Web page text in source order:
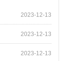
2023-12-13
2023-12-13
2023-12-13